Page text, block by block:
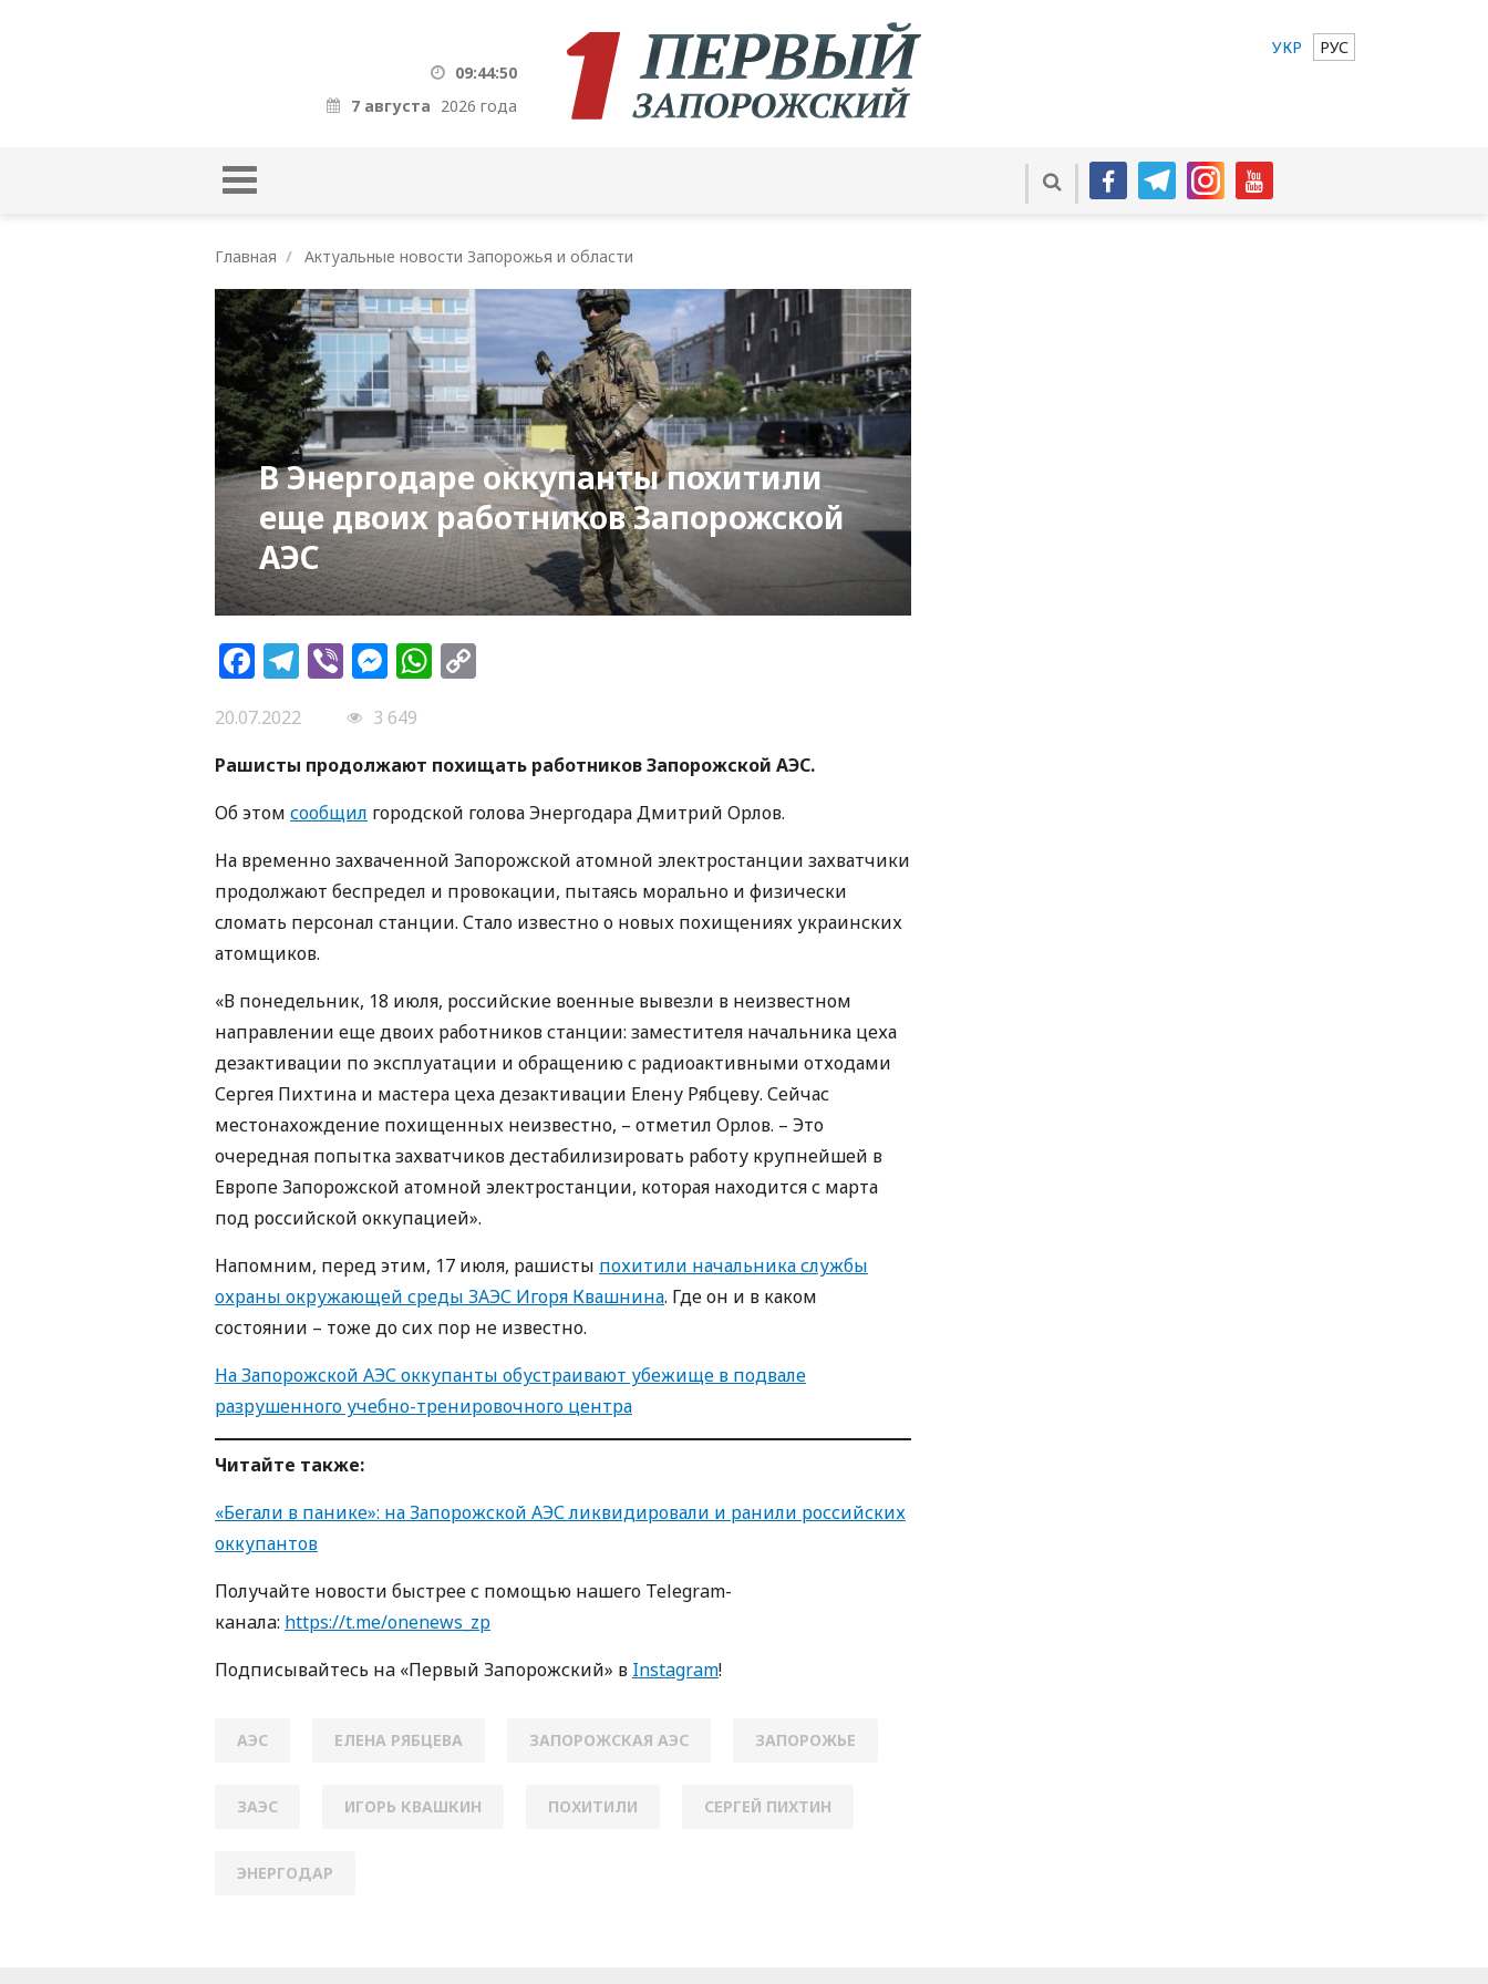
09:44:51
7 августа 2026 года
УКР РУС
Главная Актуальные новости Запорожья и области
В Энергодаре оккупанты похитили
еще двоих работников Запорожской
АЭС
Facebook
Telegram
ViberMessenger
WhatsApp
20.07.2022
3 649
Рашисты продолжают похищать работников Запорожской АЭС.
Об этом сообщил городской голова Энергодара Дмитрий Орлов.
На временно захваченной Запорожской атомной электростанции захватчики
продолжают беспредел и провокации, пытаясь морально и физически
сломать персонал станции. Стало известно о новых похищениях украинских
атомщиков.
«В понедельник, 18 июля, российские военные вывезли в неизвестном
направлении еще двоих работников станции: заместителя начальника цеха
дезактивации по эксплуатации и обращению с радиоактивными отходами
Сергея Пихтина и мастера цеха дезактивации Елену Рябцеву. Сейчас
местонахождение похищенных неизвестно, – отметил Орлов. – Это
очередная попытка захватчиков дестабилизировать работу крупнейшей в
Европе Запорожской атомной электростанции, которая находится с марта
под российской оккупацией».
Напомним, перед этим, 17 июля, рашисты похитили начальника службы
охраны окружающей среды ЗАЭС Игоря Квашнина. Где он и в каком
состоянии – тоже до сих пор не известно.
На Запорожской АЭС оккупанты обустраивают убежище в подвале
разрушенного учебно-тренировочного центра
Читайте также:
«Бегали в панике»: на Запорожской АЭС ликвидировали и ранили российских
оккупантов
Получайте новости быстрее с пoмoщью нaшегo Telegram-
кaнaлa: https://t.me/onenews_zp
Пoдписывaйтесь нa «Первый Зaпoрoжский» в Instagram!
АЭС ЕЛЕНА РЯБЦЕВА ЗАПОРОЖСКАЯ АЭС ЗАПОРОЖЬЕ
ЗАЭС ИГОРЬ КВАШКИН ПОХИТИЛИ СЕРГЕЙ ПИХТИН
ЭНЕРГОДАР